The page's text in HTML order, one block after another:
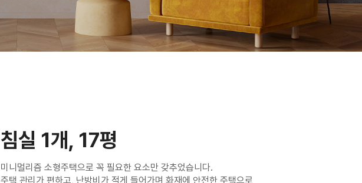
침실 1개, 17평
미니멀리즘 소형주택으로 꼭 필요한 요소만 갖추었습니다.
주택 관리가 편하고, 난방비가 적게 들어가며 화재에 안전한 주택으로